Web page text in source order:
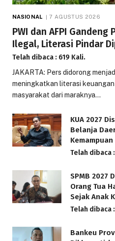
NASIONAL 7 AGUSTUS 2026
PWI dan AFPI Gandeng
Ilegal, Literasi Pindar
Telah dibaca : 619 Kali.
JAKARTA: Pers didorong
meningkatkan literasi
masyarakat dari maraknya…
KUA 2027
Belanja
Telah dibaca
SPMB 2027
Orang Tua
Sejak Anak
Telah dibaca
Bankeu